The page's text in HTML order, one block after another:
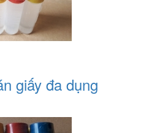
giấy đa dụng